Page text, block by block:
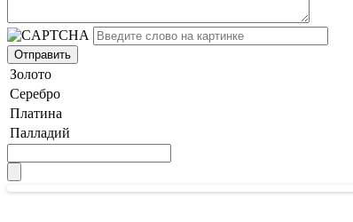
Золото
Серебро
Платина
Палладий